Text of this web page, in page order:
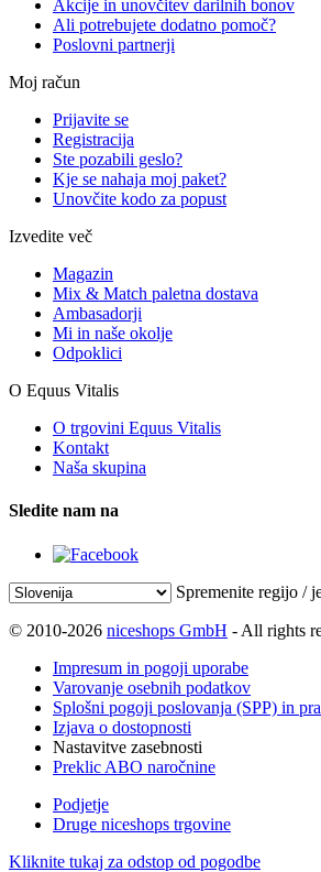
Akcije in unovčitev darilnih bonov
Ali potrebujete dodatno pomoč?
Poslovni partnerji
Moj račun
Prijavite se
Registracija
Ste pozabili geslo?
Kje se nahaja moj paket?
Unovčite kodo za popust
Izvedite več
Magazin
Mix & Match paletna dostava
Ambasadorji
Mi in naše okolje
Odpoklici
O Equus Vitalis
O trgovini Equus Vitalis
Kontakt
Naša skupina
Sledite nam na
Spremenite regijo /
© 2010-2026 niceshops GmbH - All rights
Impresum in pogoji uporabe
Varovanje osebnih podatkov
Splošni pogoji poslovanja (SPP) in
Izjava o dostopnosti
Nastavitve zasebnosti
Preklic ABO naročnine
Podjetje
Druge niceshops trgovine
Kliknite tukaj za odstop od pogodbe